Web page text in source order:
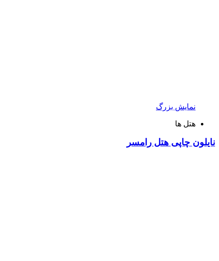
نمایش بزرگ
هتل ها
نایلون چاپی هتل رامسر